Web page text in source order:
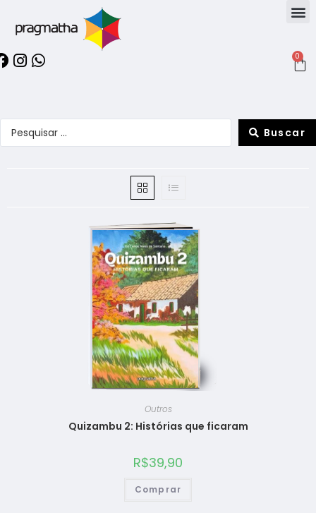
0
Buscar
Outros
Quizambu 2: Histórias que ficaram
R$39,90
Comprar